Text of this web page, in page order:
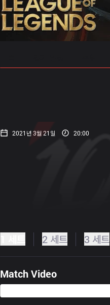
2021년 3월 21일 20:00
2 세트 3 세트
Match Video